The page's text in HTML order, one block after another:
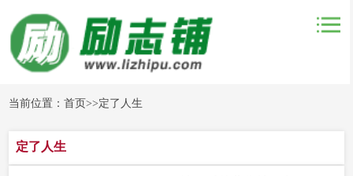
当前位置：首页>>定了人生
定了人生